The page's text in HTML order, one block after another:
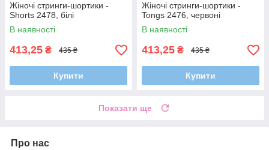
Жіночі стринги-шортики -
Shorts 2478, білі
В наявності
413,25 ₴ 435 ₴
Купити
Жіночі стринги-шортики -
Tongs 2476, червоні
В наявності
413,25 ₴ 435 ₴
Купити
Показати ще
Про нас